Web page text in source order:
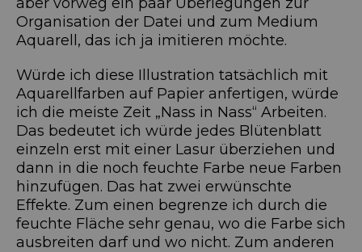
Organisation der Datei und zum Medium
Aquarell, das ich ja imitieren möchte.
Würde ich diese Illustration tatsächlich mit
Aquarellfarben auf Papier anfertigen, würde
ich die meiste Zeit „Nass in Nass“ Arbeiten.
Das bedeutet ich würde jedes Blütenblatt
einzeln erst mit einer Lasur überziehen und
dann in die noch feuchte Farbe neue Farben
hinzufügen. Das hat zwei erwünschte
Effekte. Zum einen begrenze ich durch die
feuchte Fläche sehr genau, wo die Farbe sich
ausbreiten darf und wo nicht. Zum anderen